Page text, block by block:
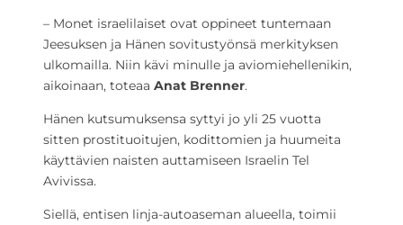
– Monet israelilaiset ovat oppineet tuntemaan
Jeesuksen ja Hänen sovitustyönsä merkityksen
ulkomailla. Niin kävi minulle ja aviomiehellenikin,
aikoinaan, toteaa Anat Brenner.
Hänen kutsumuksensa syttyi jo yli 25 vuotta
sitten prostituoitujen, kodittomien ja huumeita
käyttävien naisten auttamiseen Israelin Tel
Avivissa.
Siellä, entisen linja-autoaseman alueella, toimii